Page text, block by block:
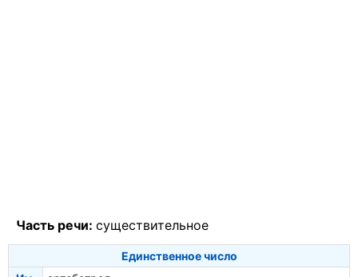
Часть речи: существительное
Единственное число